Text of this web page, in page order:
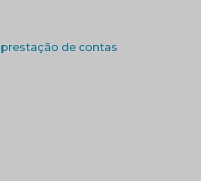
de contas